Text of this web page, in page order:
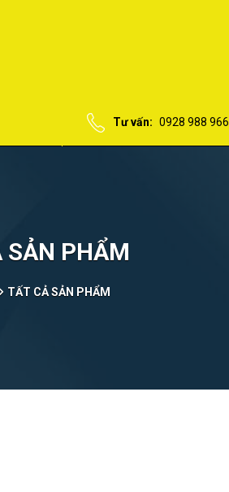
Tư vấn: 0928 988 966
SẢN PHẨM
TẤT CẢ SẢN PHẨM